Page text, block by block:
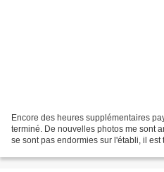
Encore des heures supplémentaires
terminé. De nouvelles photos me sont
se sont pas endormies sur l'établi, il